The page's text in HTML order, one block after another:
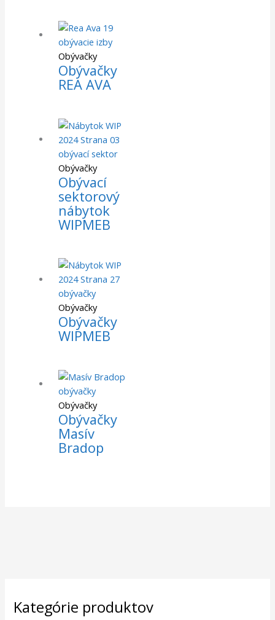
Kategórie produktov
Obývačky
Obývačky
REA AVA
Obývačky
Obývací
sektorový
nábytok
WIPMEB
Obývačky
Obývačky
WIPMEB
Obývačky
Obývačky
Masív
Bradop